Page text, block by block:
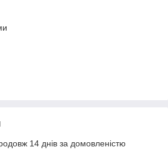
14 днів за домовленістю